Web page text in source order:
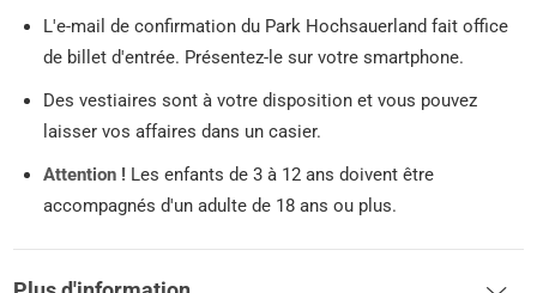
L'e-mail de confirmation du Park Hochsauerland fait office
de billet d'entrée. Présentez-le sur votre smartphone.
Des vestiaires sont à votre disposition et vous pouvez
laisser vos affaires dans un casier.
Attention ! Les enfants de 3 à 12 ans doivent être
accompagnés d'un adulte de 18 ans ou plus.